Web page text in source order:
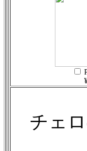
チェロ